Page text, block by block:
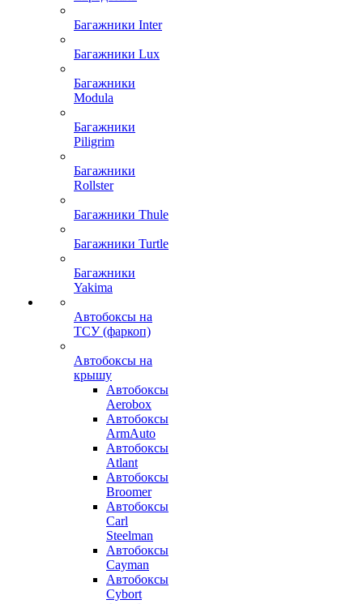
Багажники Inter
Багажники Lux
Багажники
Modula
Багажники
Piligrim
Багажники
Rollster
Багажники Thule
Багажники Turtle
Багажники
Yakima
Автобоксы на
ТСУ (фаркоп)
Автобоксы на
крышу
Автобоксы
Aerobox
Автобоксы
ArmAuto
Автобоксы
Atlant
Автобоксы
Broomer
Автобоксы
Carl
Steelman
Автобоксы
Cayman
Автобоксы
Cybort